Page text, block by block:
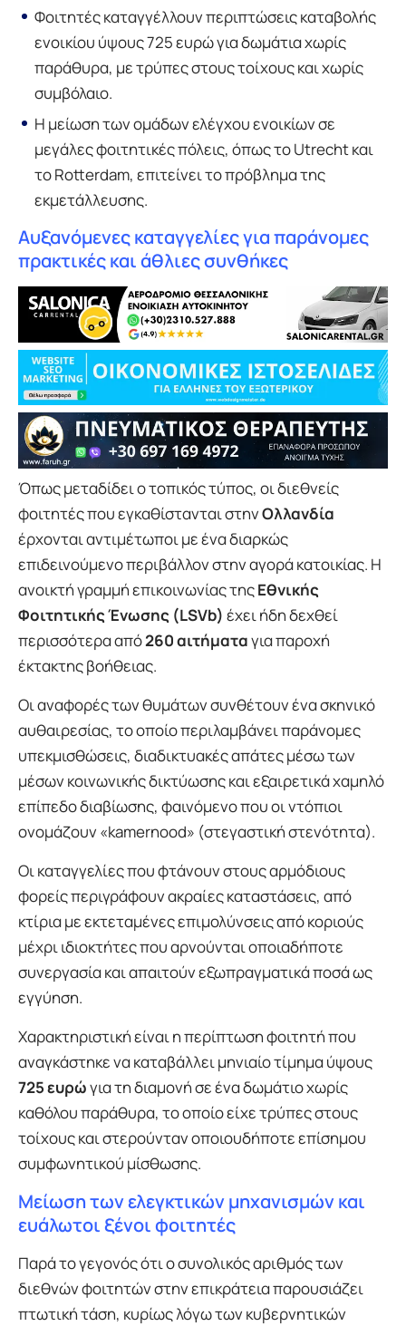
Φοιτητές καταγγέλλουν περιπτώσεις καταβολής
ενοικίου ύψους 725 ευρώ για δωμάτια χωρίς
παράθυρα, με τρύπες στους τοίχους και χωρίς
συμβόλαιο.
Η μείωση των ομάδων ελέγχου ενοικίων σε
μεγάλες φοιτητικές πόλεις, όπως το Utrecht και
το Rotterdam, επιτείνει το πρόβλημα της
εκμετάλλευσης.
Αυξανόμενες καταγγελίες για παράνομες
πρακτικές και άθλιες συνθήκες
Όπως μεταδίδει ο τοπικός τύπος, οι διεθνείς
φοιτητές που εγκαθίστανται στηνΟλλανδία
έρχονται αντιμέτωποι με ένα διαρκώς
επιδεινούμενο περιβάλλον στην αγορά κατοικίας. Η
ανοικτή γραμμή επικοινωνίας τηςΕθνικής
Φοιτητικής Ένωσης (LSVb) έχει ήδη δεχθεί
περισσότερα από260 αιτήματαγια παροχή
έκτακτης βοήθειας.
Οι αναφορές των θυμάτων συνθέτουν ένα σκηνικό
αυθαιρεσίας, το οποίο περιλαμβάνει παράνομες
υπεκμισθώσεις, διαδικτυακές απάτες μέσω των
μέσων κοινωνικής δικτύωσης και εξαιρετικά χαμηλό
επίπεδο διαβίωσης, φαινόμενο που οι ντόπιοι
ονομάζουν «kamernood» (στεγαστική στενότητα).
Οι καταγγελίες που φτάνουν στους αρμόδιους
φορείς περιγράφουν ακραίες καταστάσεις, από
κτίρια με εκτεταμένες επιμολύνσεις από κοριούς
μέχρι ιδιοκτήτες που αρνούνται οποιαδήποτε
συνεργασία και απαιτούν εξωπραγματικά ποσά ως
εγγύηση.
Χαρακτηριστική είναι η περίπτωση φοιτητή που
αναγκάστηκε να καταβάλλει μηνιαίο τίμημα ύψους
725 ευρώγια τη διαμονή σε ένα δωμάτιο χωρίς
καθόλου παράθυρα, το οποίο είχε τρύπες στους
τοίχους και στερούνταν οποιουδήποτε επίσημου
συμφωνητικού μίσθωσης.
Μείωση των ελεγκτικών μηχανισμών και
ευάλωτοι ξένοι φοιτητές
Παρά το γεγονός ότι ο συνολικός αριθμός των
διεθνών φοιτητών στην επικράτεια παρουσιάζει
πτωτική τάση, κυρίως λόγω των κυβερνητικών